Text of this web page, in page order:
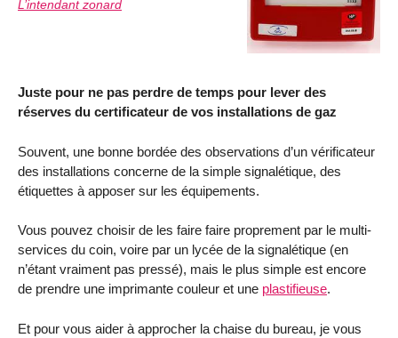
L’intendant zonard
Juste pour ne pas perdre de temps pour lever des
réserves du certificateur de vos installations de gaz
Souvent, une bonne bordée des observations d’un vérificateur
des installations concerne de la simple signalétique, des
étiquettes à apposer sur les équipements.
Vous pouvez choisir de les faire faire proprement par le multi-
services du coin, voire par un lycée de la signalétique (en
n’étant vraiment pas pressé), mais le plus simple est encore
de prendre une imprimante couleur et une plastifieuse.
Et pour vous aider à approcher la chaise du bureau, je vous